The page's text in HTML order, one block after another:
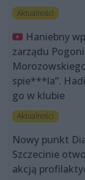
Aktualności
Haniebny
zarządu
spie***la”.
go w klubie
Aktualności
Nowy punkt
Szczecinie
akcją